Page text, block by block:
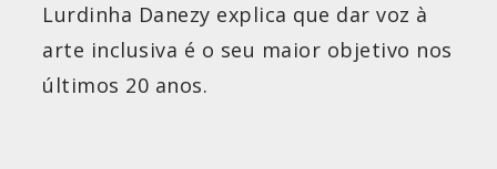
Lurdinha Danezy explica que dar voz à
arte inclusiva é o seu maior objetivo nos
últimos 20 anos.